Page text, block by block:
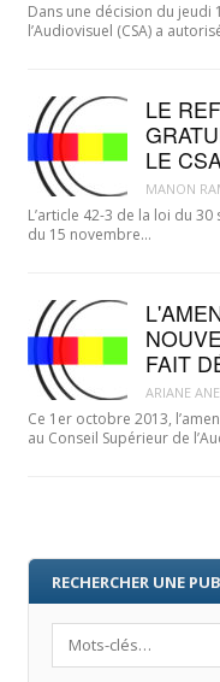
Dans une décision du jeudi
l’Audiovisuel (CSA) a
LE
LE
MANON
L’article 42-3 de la loi du
du 15 novembre…
FAIT
ARIANE
Ce 1er octobre 2013,
au Conseil Supérieur de
RECHERCHER UNE